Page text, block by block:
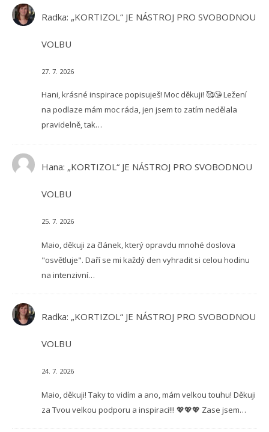
Radka: „KORTIZOL“ JE NÁSTROJ PRO SVOBODNOU
VOLBU
27. 7. 2026
Hani, krásné inspirace popisuješ! Moc děkuji! 🥰😘 Ležení
na podlaze mám moc ráda, jen jsem to zatím nedělala
pravidelně, tak…
Hana: „KORTIZOL“ JE NÁSTROJ PRO SVOBODNOU
VOLBU
25. 7. 2026
Maio, děkuji za článek, který opravdu mnohé doslova
"osvětluje". Daří se mi každý den vyhradit si celou hodinu
na intenzivní…
Radka: „KORTIZOL“ JE NÁSTROJ PRO SVOBODNOU
VOLBU
24. 7. 2026
Maio, děkuji! Taky to vidím a ano, mám velkou touhu! Děkuji
za Tvou velkou podporu a inspiraci!!! 💖💖💖 Zase jsem…